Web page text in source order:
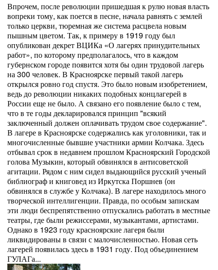
Впрочем, после революции пришедшая к рулю новая власть
вопреки тому, как поется в песне, начала равнять с землей
только церкви, тюремная же система расцвела новым
пышным цветом. Так, к примеру в 1919 году был
опубликован декрет ВЦИКа «О лагерях принудительных
работ», по которому предполагалось, что в каждом
губернском городе появится хотя бы один трудовой лагерь
на 300 человек. В Красноярске первый такой лагерь
открылся ровно год спустя. Это было новым изобретением,
ведь до революции никаких подобных концлагерей в
России еще не было. А связано его появление было с тем,
что в те годы декларировался принцип "всякий
заключенный должен оплачивать трудом свое содержание".
В лагере в Красноярске содержались как уголовники, так и
многочисленные бывшие участники армии Колчака. Здесь
отбывал срок в недавнем прошлом Красноярский Городской
голова Музыкин, который обвинялся в антисоветской
агитации. Рядом с ним сидел выдающийся русский ученый
библиограф и книговед из Иркутска Поршнев (он
обвинялся в службе у Колчака). В лагере находилось много
творческой интеллигенции. Правда, по особым запискам
эти люди беспрепятственно отпускались работать в местные
театры, где были режиссерами, музыкантами, артистами.
Однако в 1923 году красноярские лагеря были
ликвидированы в связи с малочисленностью. Новая сеть
лагерей появилась здесь в 1931 году. Под объединением
ГУЛАГа...